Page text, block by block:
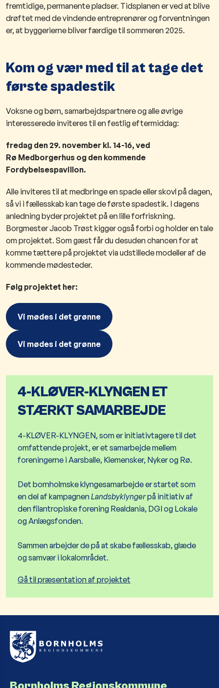
fremtidige, permanente pladser. Tidsplanen er ved at blive
drøftet med de vindende entreprenører og forventningen
er, at byggerierne bliver færdige til sommeren 2025.​
Kom og vær med til at tage det
første spadestik
Voksne og børn, samarbejdspartnere og alle øvrige
interesserede inviteres til en festlig eftermiddag:
fredag den 29. november kl. 14-16, ved
Rø Medborgerhus og den kommende
Fordybelsespavillon.
Alle inviteres til at medbringe en spade eller skovl på dagen,
så vi i fællesskab kan tage de første spadestik. I dagens
anledning byder projektet på en lille forfriskning.
Borgmester Jacob Trøst kigger også forbi og holder en tale
om projektet. Som gæst får du desuden chancen for at
komme tættere på projektet via udstillede modeller af de
kommende mødesteder.​
​Følg projektet her:
Vi mødes i det grønne
Vi mødes i det grønne
4-KLØVER-KLYNGEN ET
STÆRKT SAMARBEJDE
4-KLØVER-KLYNGEN, som er initiativtagere til det
omfattende projekt, er et samarbejde mellem
foreningerne i Aarsballe, Klemensker, Nyker og Rø.
Det bornholmske klyngesamarbejde er startet som
en del af kampagnen Landsbyklyngerpå initiativ af
den filantropiske forening Realdania, DGI og Lokale
og Anlægsfonden.
Sammen arbejder de på at skabe fællesskab, glæde
og samvær i lokalområdet.
Gå til præsentation af projektet